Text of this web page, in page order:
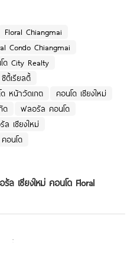
Floral Chiangmai
Condo Chiangmai
ด City Realty
ตี้เรียลตี้
ด หน้าวัดเกต
คอนโด เชียงใหม่
ด
ฟลอรัล คอนโด
เชียงใหม่
อนโด
ล เชียงใหม่ คอนโด Floral